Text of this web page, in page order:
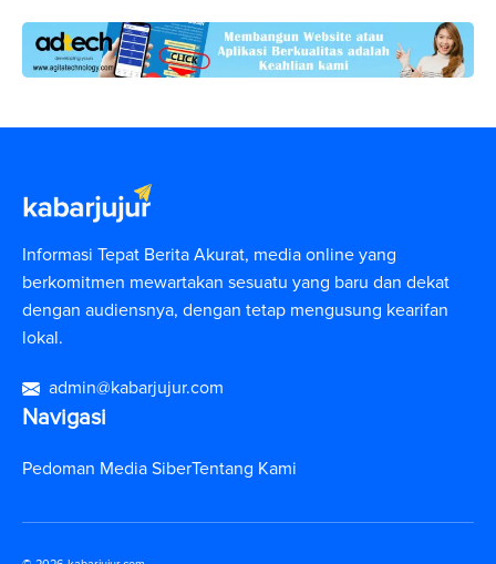
Informasi Tepat Berita Akurat, media online yang
berkomitmen mewartakan sesuatu yang baru dan dekat
dengan audiensnya, dengan tetap mengusung kearifan
lokal.
admin@kabarjujur.com
Navigasi
Pedoman Media SiberTentang Kami